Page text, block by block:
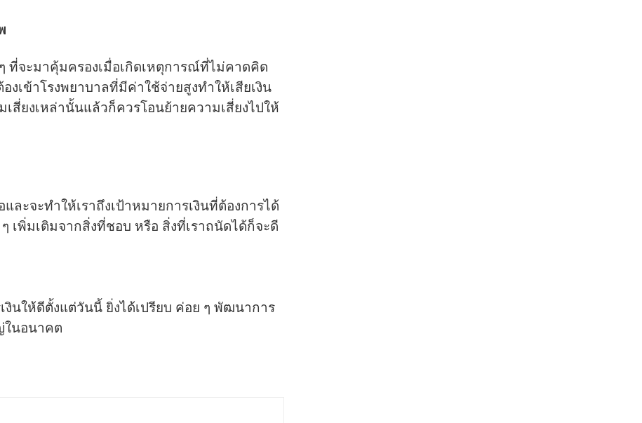
ที่จะมาคุ้มครองเมื่อเกิดเหตุการณ์ที่ไม่คาดคิด
งเข้าโรงพยาบาลที่มีค่าใช้จ่ายสูงทำให้เสียเงิน
สี่ยงเหล่านั้นแล้วก็ควรโอนย้ายความเสี่ยงไปให้
ละจะทำให้เราถึงเป้าหมายการเงินที่ต้องการได้
เพิ่มเติมจากสิ่งที่ชอบ หรือ สิ่งที่เราถนัดได้ก็จะดี
งินให้ดีตั้งแต่วันนี้ ยิ่งได้เปรียบ ค่อย ๆ พัฒนาการ
ในอนาคต